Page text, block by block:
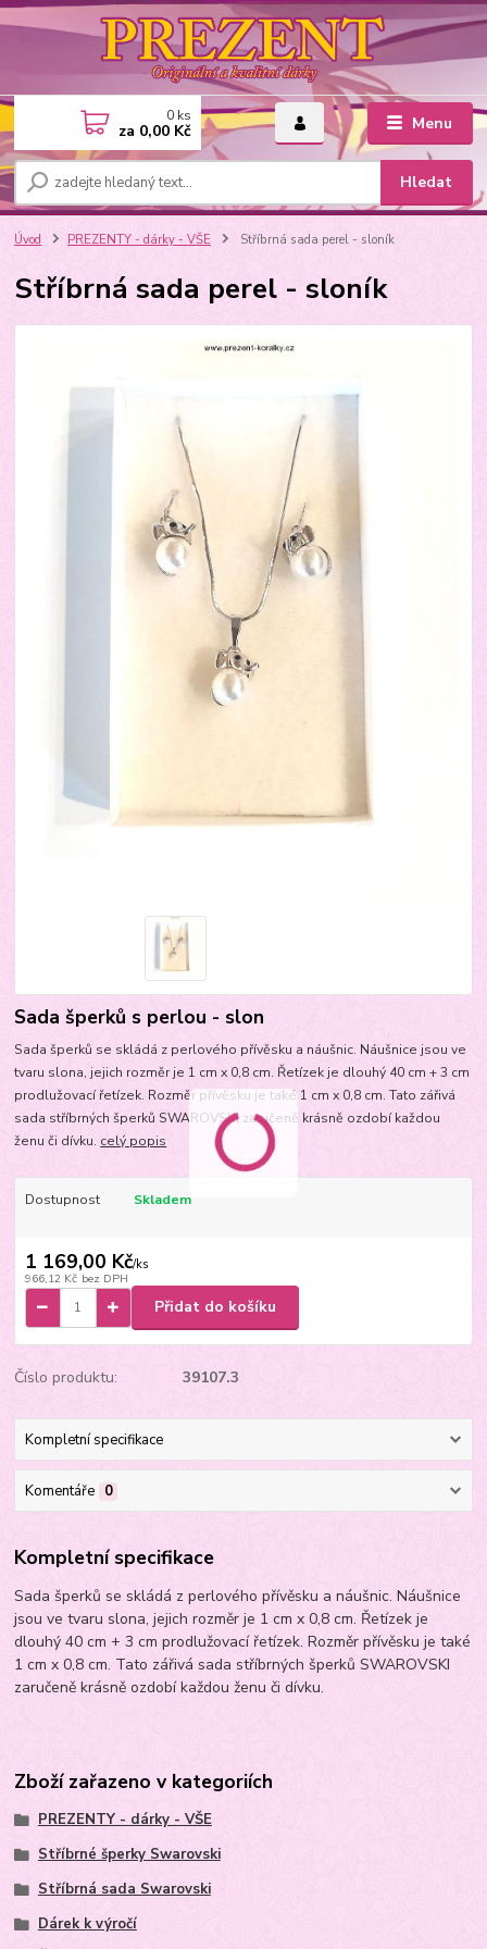
Menu
Hledat
0 ks
za 0,00 Kč
Úvod PREZENTY - dárky - VŠE Stříbrná sada perel - sloník
Stříbrná sada perel - sloník
Sada šperků s perlou - slon
Sada šperků se skládá z perlového přívěsku a náušnic. Náušnice jsou ve
tvaru slona, jejich rozměr je 1 cm x 0,8 cm. Řetízek je dlouhý 40 cm + 3 cm
prodlužovací řetízek. Rozměr přívěsku je také 1 cm x 0,8 cm. Tato zářivá
sada stříbrných šperků SWAROVSKI zaručeně krásně ozdobí každou
ženu či dívku. celý popis
Dostupnost Skladem
1 169,00 Kč/ks
966,12 Kč bez DPH
Přidat do košíku
Číslo produktu: 39107.3
Kompletní specifikace
Komentáře 0
Kompletní specifikace
Sada šperků se skládá z perlového přívěsku a náušnic. Náušnice
jsou ve tvaru slona, jejich rozměr je 1 cm x 0,8 cm. Řetízek je
dlouhý 40 cm + 3 cm prodlužovací řetízek. Rozměr přívěsku je také
1 cm x 0,8 cm. Tato zářivá sada stříbrných šperků SWAROVSKI
zaručeně krásně ozdobí každou ženu či dívku.
Zboží zařazeno v kategoriích
PREZENTY - dárky - VŠE
Stříbrné šperky Swarovski
Stříbrná sada Swarovski
Dárek k výročí